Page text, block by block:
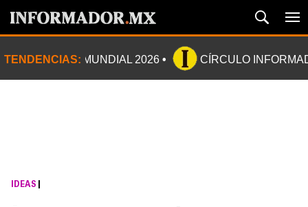
TENDENCIAS: MUNDIAL 2026 CÍRCULO
IDEAS